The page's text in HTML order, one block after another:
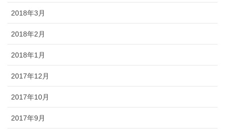
2018年3月
2018年2月
2018年1月
2017年12月
2017年10月
2017年9月